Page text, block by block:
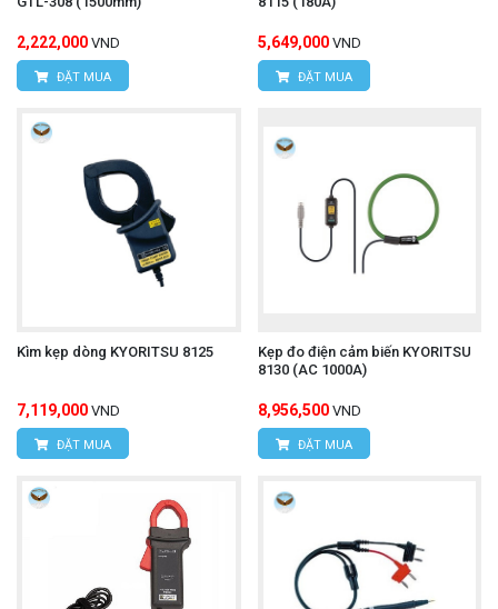
2,222,000 VND
ĐẶT MUA
5,649,000 VND
ĐẶT MUA
Kìm kẹp dòng KYORITSU 8125
7,119,000 VND
ĐẶT MUA
Kẹp đo điện cảm biến KYORITSU
8130 (AC 1000A)
8,956,500 VND
ĐẶT MUA